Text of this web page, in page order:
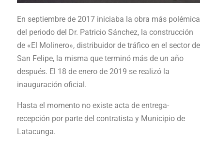
En septiembre de 2017 iniciaba la obra más polémica
del periodo del Dr. Patricio Sánchez, la construcción
de «El Molinero», distribuidor de tráfico en el sector de
San Felipe, la misma que terminó más de un año
después. El 18 de enero de 2019 se realizó la
inauguración oficial.
Hasta el momento no existe acta de entrega-
recepción por parte del contratista y Municipio de
Latacunga.